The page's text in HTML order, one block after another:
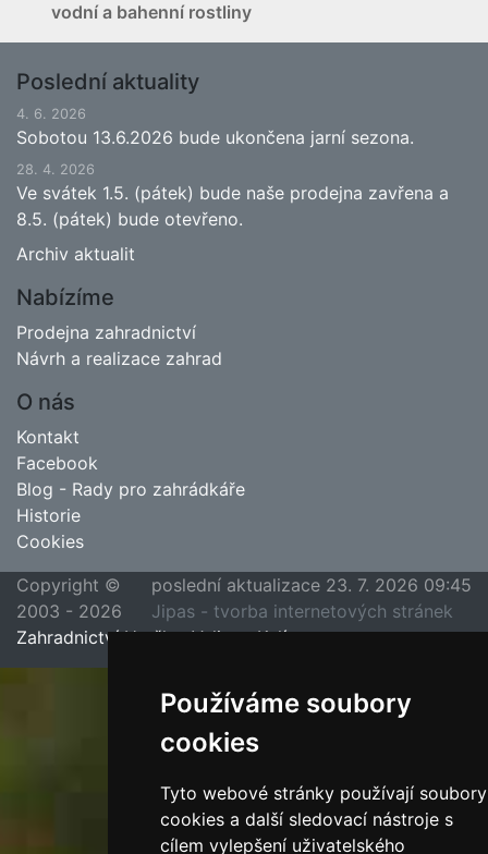
Používáme soubory
cookies
Tyto webové stránky používají soubory
cookies a další sledovací nástroje s
cílem vylepšení uživatelského
vodní a bahenní rostliny
Poslední aktuality
4. 6. 2026
Sobotou 13.6.2026 bude ukončena jarní sezona.
28. 4. 2026
Ve svátek 1.5. (pátek) bude naše prodejna zavřena a
8.5. (pátek) bude otevřeno.
Archiv aktualit
Nabízíme
Prodejna zahradnictví
Návrh a realizace zahrad
O nás
Kontakt
Facebook
Blog - Rady pro zahrádkáře
Historie
Cookies
poslední aktualizace 23. 7. 2026 09:45
Jipas - tvorba internetových stránek
Copyright ©
2003 - 2026
Zahradnictví Hruška, Velim u Kolína